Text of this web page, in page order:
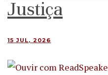
Justiça
15 JUL, 2026